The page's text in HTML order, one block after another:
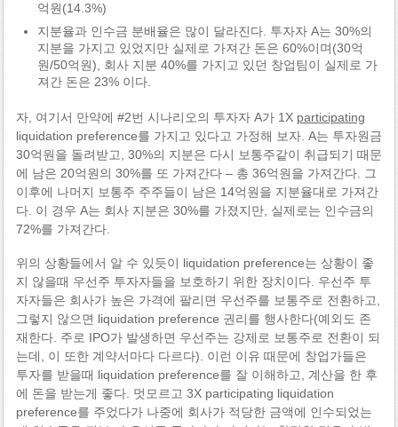
억원(14.3%)
지분율과 인수금 분배율은 많이 달라진다. 투자자 A는 30%의
지분을 가지고 있었지만 실제로 가져간 돈은 60%이며(30억
원/50억원), 회사 지분 40%를 가지고 있던 창업팀이 실제로 가
져간 돈은 23% 이다.
자, 여기서 만약에 #2번 시나리오의 투자자 A가 1X participating
liquidation preference를 가지고 있다고 가정해 보자. A는 투자원금
30억원을 돌려받고, 30%의 지분은 다시 보통주같이 취급되기 때문
에 남은 20억원의 30%를 또 가져간다 – 총 36억원을 가져간다. 그
이후에 나머지 보통주 주주들이 남은 14억원을 지분율대로 가져간
다. 이 경우 A는 회사 지분은 30%를 가졌지만, 실제로는 인수금의
72%를 가져간다.
위의 상황들에서 알 수 있듯이 liquidation preference는 상황이 좋
지 않을때 우선주 투자자들을 보호하기 위한 장치이다. 우선주 투
자자들은 회사가 높은 가격에 팔리면 우선주를 보통주로 전환하고,
그렇지 않으면 liquidation preference 권리를 행사한다(예외도 존
재한다. 주로 IPO가 발생하면 우선주는 강제로 보통주로 전환이 되
는데, 이 또한 계약서마다 다르다). 이런 이유 때문에 창업가들은
투자를 받을때 liquidation preference를 잘 이해하고, 계산을 한 후
에 돈을 받는게 좋다. 멋모르고 3X participating liquidation
preference를 주었다가 나중에 회사가 적당한 금액에 인수되었는